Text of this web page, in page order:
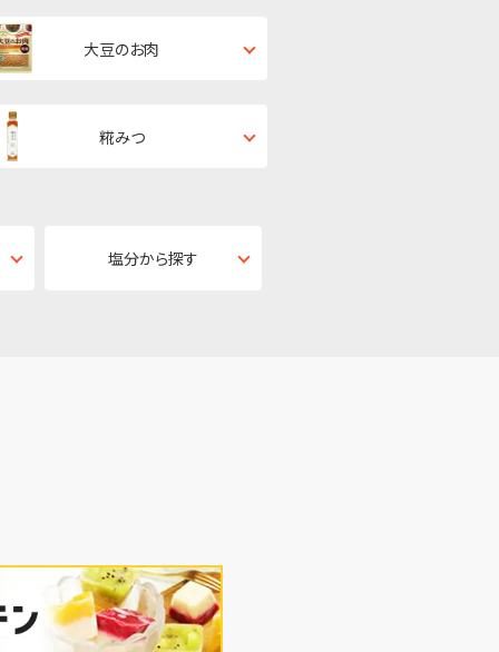
大豆のお肉
糀みつ
塩分から探す